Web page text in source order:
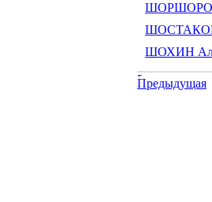
ШОРШОРОВ
ШОХИН
Предыдущая